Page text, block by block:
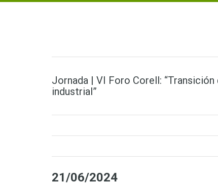
Jornada | VI Foro Corell:
industrial”
21/06/2024